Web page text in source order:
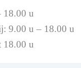
18.00 u
9.00 u – 18.00 u
18.00 u